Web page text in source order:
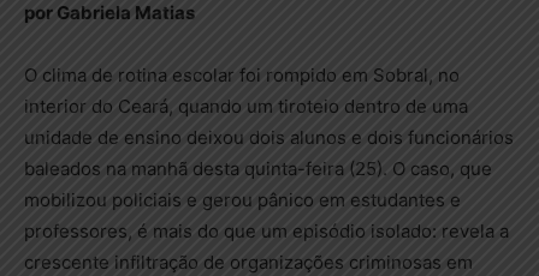
por Gabriela Matias
O clima de rotina escolar foi rompido em Sobral, no
interior do Ceará, quando um tiroteio dentro de uma
unidade de ensino deixou dois alunos e dois funcionários
baleados na manhã desta quinta-feira (25). O caso, que
mobilizou policiais e gerou pânico em estudantes e
professores, é mais do que um episódio isolado: revela a
crescente infiltração de organizações criminosas em